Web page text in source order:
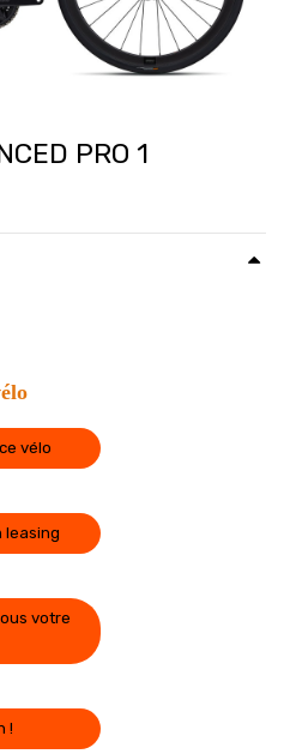
PRO 1
vélo
leasing
votre
!